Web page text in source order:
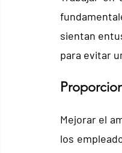
sientan
para evitar
Mejorar el
los